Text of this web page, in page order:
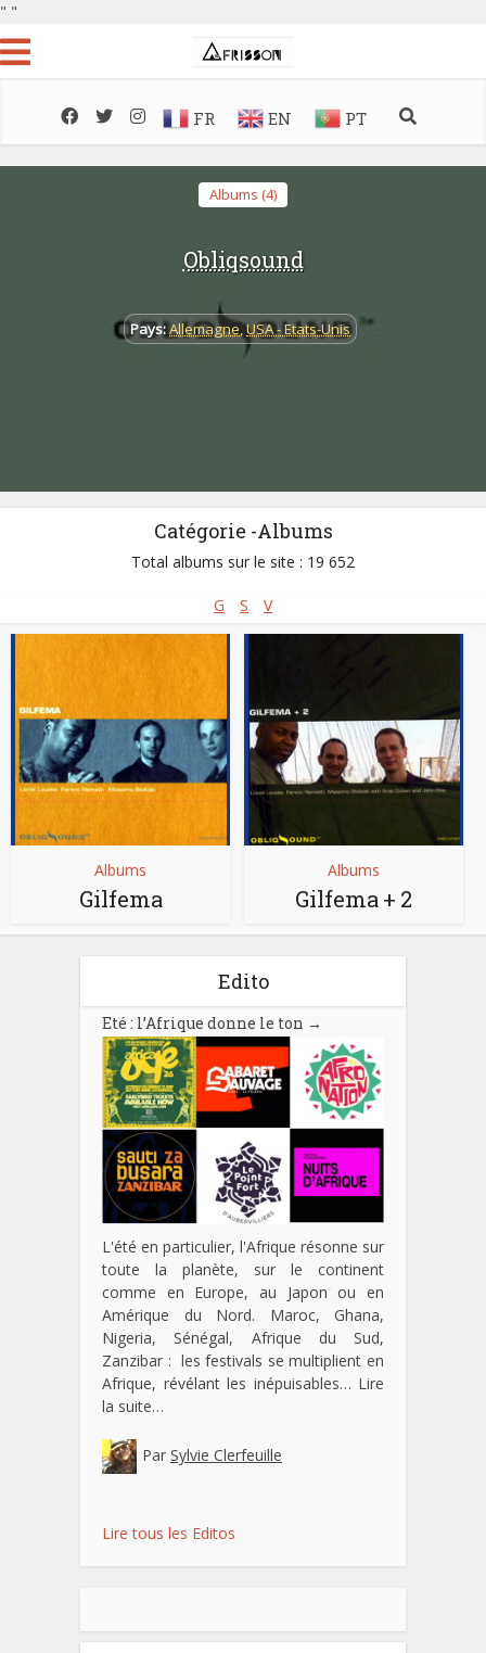
" "
FR EN PT
Albums (4)
Obliqsound
Pays:Allemagne,USA - Etats-Unis
Catégorie -Albums
Total albums sur le site : 19 652
G S V
Albums
Gilfema
Albums
Gilfema + 2
Edito
Eté : l’Afrique donne le ton →
L'été en particulier, l'Afrique résonne sur
toute la planète, sur le continent
comme en Europe, au Japon ou en
Amérique du Nord. Maroc, Ghana,
Nigeria, Sénégal, Afrique du Sud,
Zanzibar : les festivals se multiplient en
Afrique, révélant les inépuisables… Lire
la suite…
Par Sylvie Clerfeuille
Lire tous les Editos